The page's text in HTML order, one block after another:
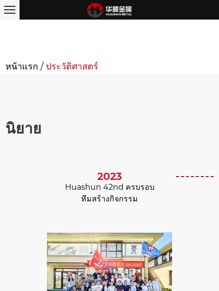
หน้าแรก / ประวัติศาสตร์
นิยาย
2023
Huashun 42nd ครบรอบ
ทีมสร้างกิจกรรม